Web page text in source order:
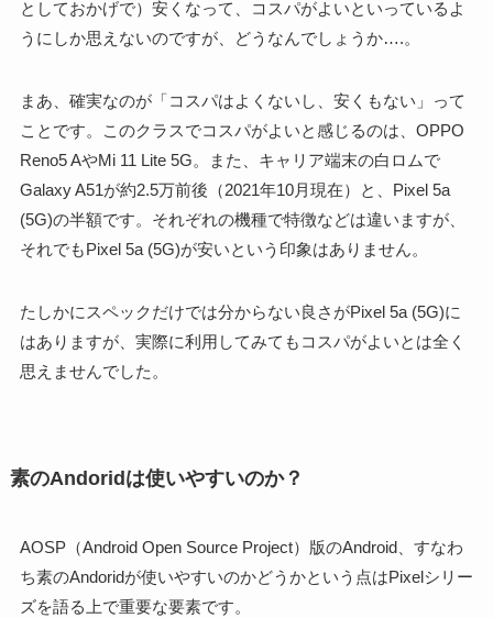
としておかげで）安くなって、コスパがよいといっているよ
うにしか思えないのですが、どうなんでしょうか….。
まあ、確実なのが「コスパはよくないし、安くもない」って
ことです。このクラスでコスパがよいと感じるのは、 OPPO
Reno5 AやMi 11 Lite 5G。また、キャリア端末の白ロムで
Galaxy A51が約2.5万前後（2021年10月現在）と、Pixel 5a
(5G)の半額です。それぞれの機種で特徴などは違いますが、
それでもPixel 5a (5G)が安いという印象はありません。
たしかにスペックだけでは分からない良さがPixel 5a (5G)に
はありますが、実際に利用してみてもコスパがよいとは全く
思えませんでした。
素のAndoridは使いやすいのか？
AOSP（Android Open Source Project）版のAndroid、すなわ
ち素のAndoridが使いやすいのかどうかという点はPixelシリー
ズを語る上で重要な要素です。